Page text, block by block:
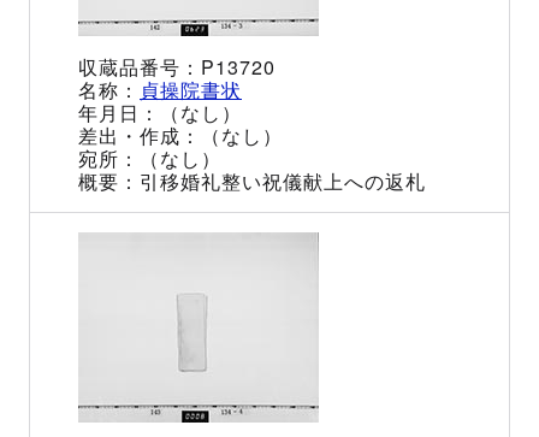
P13720
貞操院書状
（なし）
（なし）
（なし）
引移婚礼整い祝儀献上への返札